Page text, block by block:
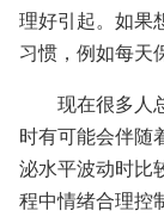
理好引起。如果
习惯，例如每天
现在很多人
时有可能会伴随
泌水平波动时比
程中情绪合理控